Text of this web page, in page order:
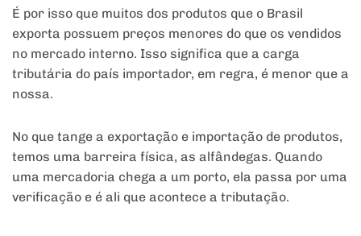
É por isso que muitos dos produtos que o Brasil
exporta possuem preços menores do que os vendidos
no mercado interno. Isso significa que a carga
tributária do país importador, em regra, é menor que a
nossa.
No que tange a exportação e importação de produtos,
temos uma barreira física, as alfândegas. Quando
uma mercadoria chega a um porto, ela passa por uma
verificação e é ali que acontece a tributação.